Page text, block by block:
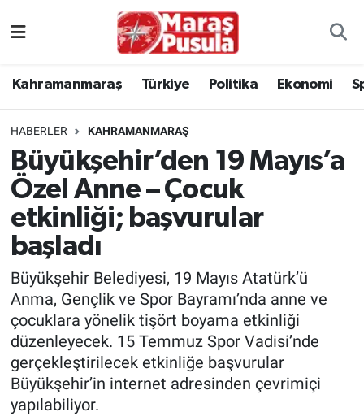
Kahramanmaraş Türkiye Politika Ekonomi
HABERLER KAHRAMANMARAŞ
Büyükşehir’den 19 Mayıs’a
Özel Anne – Çocuk
etkinliği; başvurular
başladı
Büyükşehir Belediyesi, 19 Mayıs Atatürk’ü
Anma, Gençlik ve Spor Bayramı’nda anne ve
çocuklara yönelik tişört boyama etkinliği
düzenleyecek. 15 Temmuz Spor Vadisi’nde
gerçekleştirilecek etkinliğe başvurular
Büyükşehir’in internet adresinden çevrimiçi
yapılabiliyor.
Politika
Ekonomi
Spor
Kültür Sanat
Sağlık
TEKNOLOJİ
İstanbul Namaz Vakitleri
İstanbul Trafik Yoğunluk Haritası
Süper Lig Puan Durumu ve Fikstür
Tüm Manşetler
Son Dakika Haberleri
Haber Arşivi